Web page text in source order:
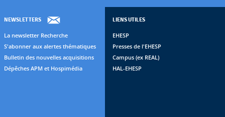
NEWSLETTERS
La newsletter Recherche
S'abonner aux alertes thématiques
Bulletin des nouvelles acquisitions
Dépêches APM et Hospimédia
LIENS UTILES
EHESP
Presses de l'EHESP
Campus (ex REAL)
HAL-EHESP